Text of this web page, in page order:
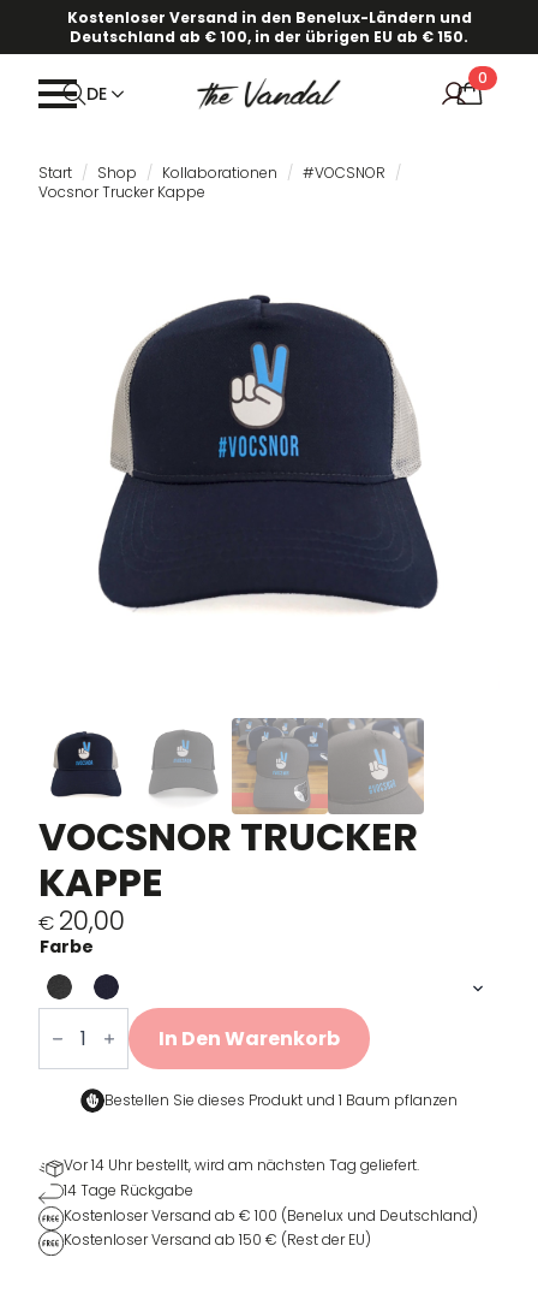
Kostenloser Versand in den Benelux-Ländern und
Deutschland ab € 100, in der übrigen EU ab € 150.
DE
0
Start Shop Kollaborationen
#VOCSNOR
Vocsnor Trucker Kappe
VOCSNOR TRUCKER
KAPPE
€ 20,00
Farbe
Vocsnor
Trucker
Menge
In Den Warenkorb
Bestellen Sie dieses Produkt und 1 Baum pflanzen
Vor 14 Uhr bestellt, wird am nächsten Tag geliefert.
14 Tage Rückgabe
Kostenloser Versand ab € 100 (Benelux und Deutschland)
Kostenloser Versand ab 150 € (Rest der EU)